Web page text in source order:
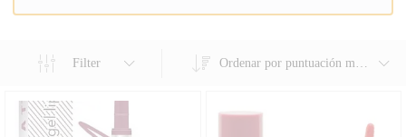
Filter Ordenar por puntuación media